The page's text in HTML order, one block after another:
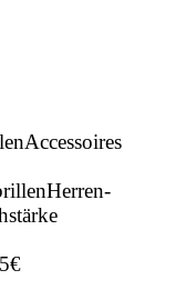
Accessoires
Herren-